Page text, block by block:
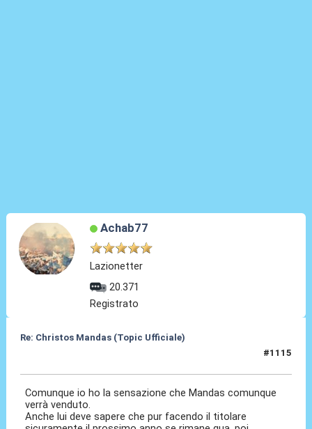
Achab77
Lazionetter
20.371
Registrato
Re: Christos Mandas (Topic Ufficiale)
#1115
Comunque io ho la sensazione che Mandas comunque
verrà venduto.
Anche lui deve sapere che pur facendo il titolare